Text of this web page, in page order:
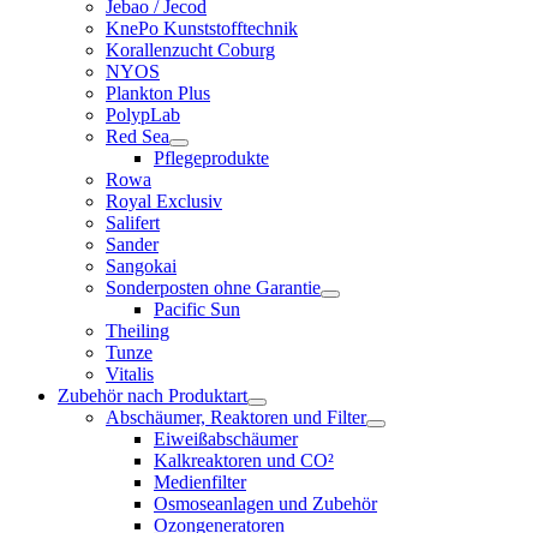
Jebao / Jecod
KnePo Kunststofftechnik
Korallenzucht Coburg
NYOS
Plankton Plus
PolypLab
Red Sea
Pflegeprodukte
Rowa
Royal Exclusiv
Salifert
Sander
Sangokai
Sonderposten ohne Garantie
Pacific Sun
Theiling
Tunze
Vitalis
Zubehör nach Produktart
Abschäumer, Reaktoren und Filter
Eiweißabschäumer
Kalkreaktoren und CO²
Medienfilter
Osmoseanlagen und Zubehör
Ozongeneratoren